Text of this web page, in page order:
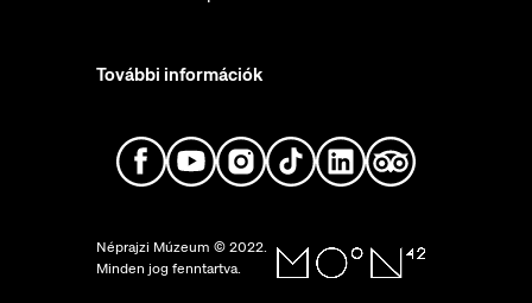
További információk
Néprajzi Múzeum © 2022.
Minden jog fenntartva.